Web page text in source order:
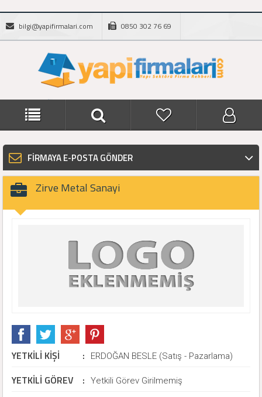
bilgi@yapifirmalari.com 0850 302 76 69
FİRMAYA E-POSTA GÖNDER
Zirve Metal Sanayi
YETKİLİ KİŞİ : ERDOĞAN BESLE (Satış - Pazarlama)
YETKİLİ GÖREV : Yetkili Görev Girilmemiş